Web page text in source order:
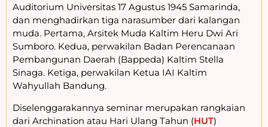
Auditorium Universitas 17 Agustus 1945 Samarinda,
dan menghadirkan tiga narasumber dari kalangan
muda. Pertama, Arsitek Muda Kaltim Heru Dwi Ari
Sumboro. Kedua, perwakilan Badan Perencanaan
Pembangunan Daerah (Bappeda) Kaltim Stella
Sinaga. Ketiga, perwakilan Ketua IAI Kaltim
Wahyullah Bandung.
Diselenggarakannya seminar merupakan rangkaian
dari Archination atau Hari Ulang Tahun (HUT)